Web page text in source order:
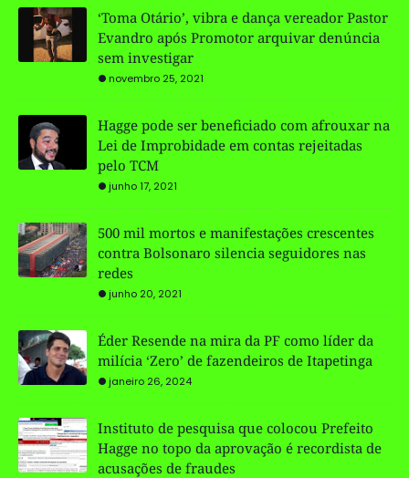
‘Toma Otário’, vibra e dança vereador Pastor
Evandro após Promotor arquivar denúncia
sem investigar
novembro 25, 2021
Hagge pode ser beneficiado com afrouxar na
Lei de Improbidade em contas rejeitadas
pelo TCM
junho 17, 2021
500 mil mortos e manifestações crescentes
contra Bolsonaro silencia seguidores nas
redes
junho 20, 2021
Éder Resende na mira da PF como líder da
milícia ‘Zero’ de fazendeiros de Itapetinga
janeiro 26, 2024
Instituto de pesquisa que colocou Prefeito
Hagge no topo da aprovação é recordista de
acusações de fraudes